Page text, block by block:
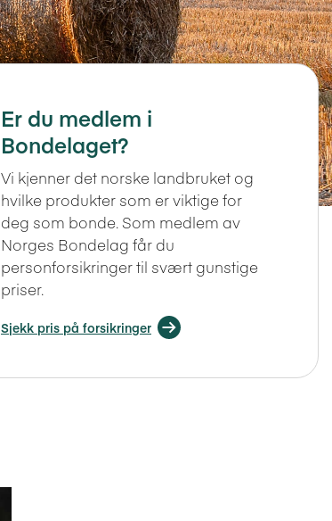
Er du medlem i
Bondelaget?
Vi kjenner det norske landbruket og
hvilke produkter som er viktige for
deg som bonde. Som medlem av
Norges Bondelag får du
personforsikringer til svært gunstige
priser.
Sjekk pris på forsikringer